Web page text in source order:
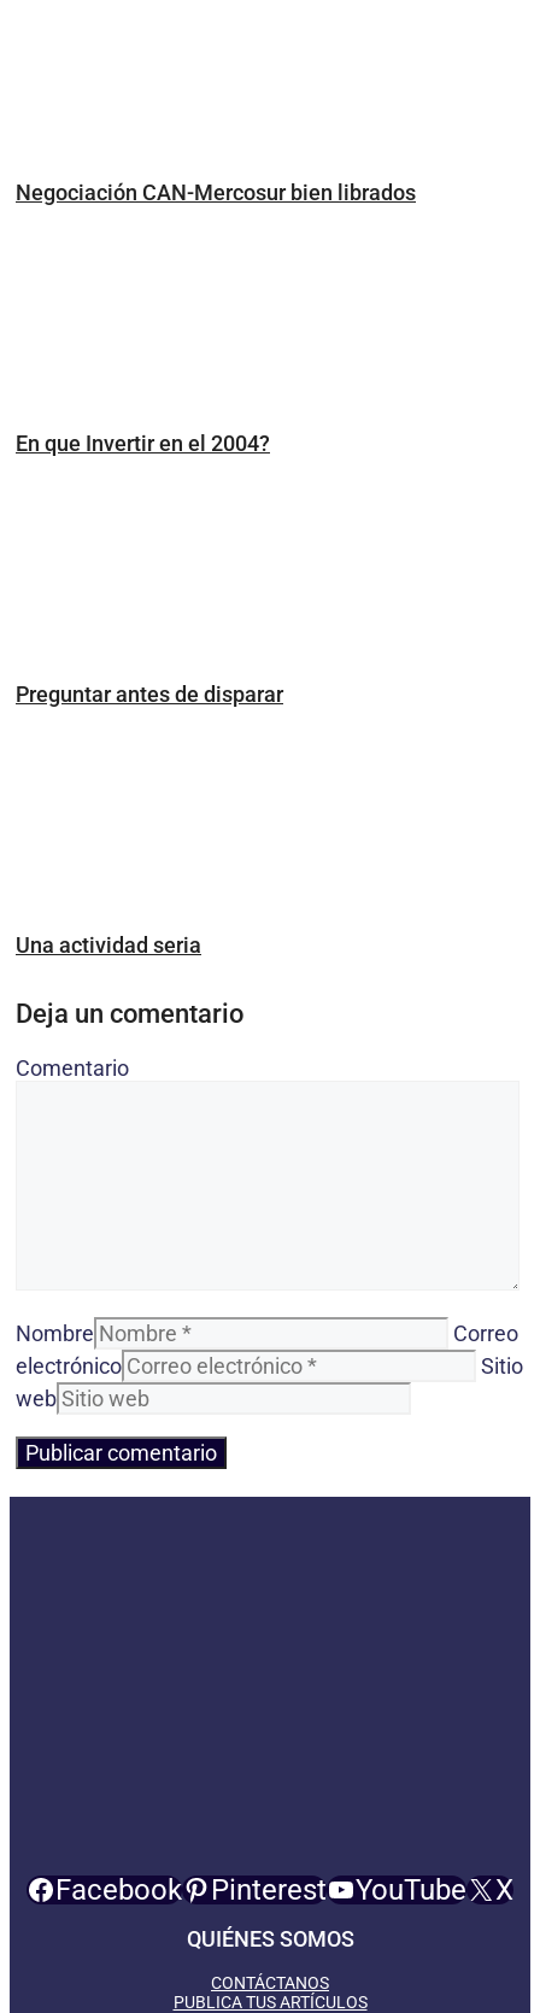
Negociación CAN-Mercosur bien librados
En que Invertir en el 2004?
Preguntar antes de disparar
Una actividad seria
Deja un comentario
Comentario
Nombre
Correo
electrónico
Sitio
web
Facebook Pinterest YouTube X
QUIÉNES SOMOS
CONTÁCTANOS
PUBLICA TUS ARTÍCULOS